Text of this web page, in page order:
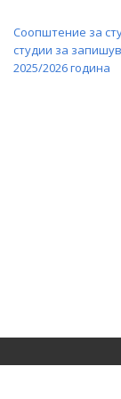
Соопштение за
студии за
2025/2026 година